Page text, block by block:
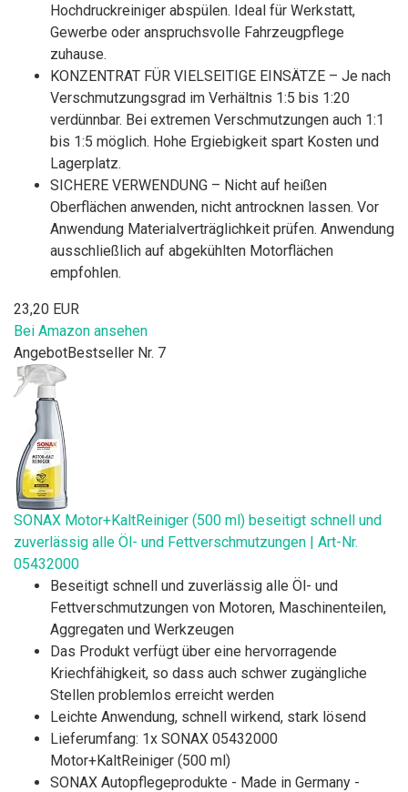
Hochdruckreiniger abspülen. Ideal für Werkstatt,
Gewerbe oder anspruchsvolle Fahrzeugpflege
zuhause.
KONZENTRAT FÜR VIELSEITIGE EINSÄTZE – Je nach
Verschmutzungsgrad im Verhältnis 1:5 bis 1:20
verdünnbar. Bei extremen Verschmutzungen auch 1:1
bis 1:5 möglich. Hohe Ergiebigkeit spart Kosten und
Lagerplatz.
SICHERE VERWENDUNG – Nicht auf heißen
Oberflächen anwenden, nicht antrocknen lassen. Vor
Anwendung Materialverträglichkeit prüfen. Anwendung
ausschließlich auf abgekühlten Motorflächen
empfohlen.
23,20 EUR
Bei Amazon ansehen
AngebotBestseller Nr. 7
SONAX Motor+KaltReiniger (500 ml) beseitigt schnell und
zuverlässig alle Öl- und Fettverschmutzungen | Art-Nr.
05432000
Beseitigt schnell und zuverlässig alle Öl- und
Fettverschmutzungen von Motoren, Maschinenteilen,
Aggregaten und Werkzeugen
Das Produkt verfügt über eine hervorragende
Kriechfähigkeit, so dass auch schwer zugängliche
Stellen problemlos erreicht werden
Leichte Anwendung, schnell wirkend, stark lösend
Lieferumfang: 1x SONAX 05432000
Motor+KaltReiniger (500 ml)
SONAX Autopflegeprodukte - Made in Germany -